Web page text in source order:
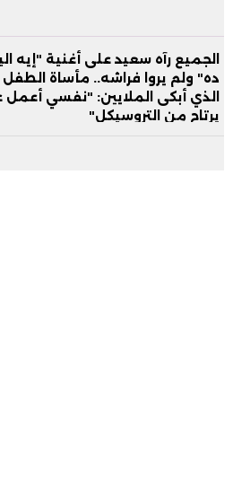
الجميع رآه سعيد على أغنية "إيه
ده" ولم يروا فراشه.. مأساة
الذي أبكى الملايين: "نفسي أعمل
يرتاح من التروسيكل"